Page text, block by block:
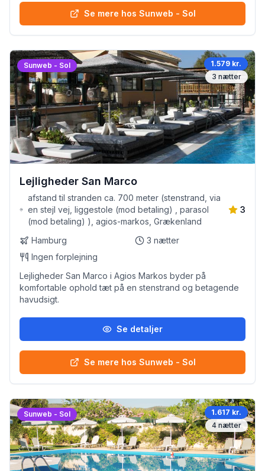
Se mere hos Sunweb - Sol
Sunweb - Sol
1.579 kr.
3 nætter
Lejligheder San Marco
afstand til stranden ca. 700 meter (stenstrand, via
en stejl vej, liggestole (mod betaling) , parasol
(mod betaling) ), agios-markos, Grækenland
3
Hamburg 3 nætter
Ingen forplejning
Lejligheder San Marco i Agios Markos byder på
komfortable ophold tæt på en stenstrand og betagende
havudsigt.
Se detaljer
Se mere hos Sunweb - Sol
Sunweb - Sol
1.617 kr.
4 nætter